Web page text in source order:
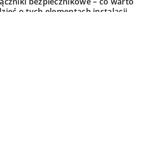
o tych elementach instalacji